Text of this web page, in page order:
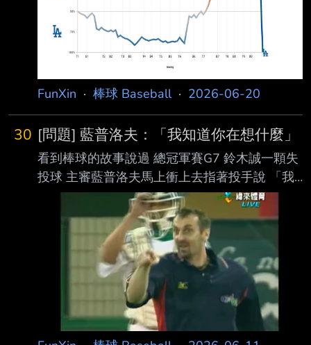
FunXin · 棒球 Baseball· 2026-06-20
30 [問題] 藍普洛夫：「我知道你在想什麼」
看到棒球的故事說過 總冠軍賽G7 鈴木誠一顆失
投球 主審藍普洛夫馬上衝上去指著投手說 「我
知道你在想什麼」 主審這動作會算太浮誇嗎？
這樣保護統一球員 聽說最後是統一獅希望換掉
他才離台 這算藍普洛夫代表作嗎？
https://i.imgur.com/eXxW63K.jpeg --